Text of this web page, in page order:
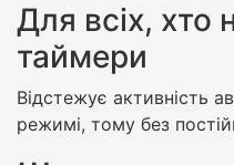
Для всіх, хто
таймери
Відстежує активність
режимі, тому без